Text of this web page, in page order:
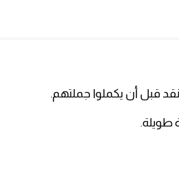
قبل أن يكملوا جملتهم.
طويلة.